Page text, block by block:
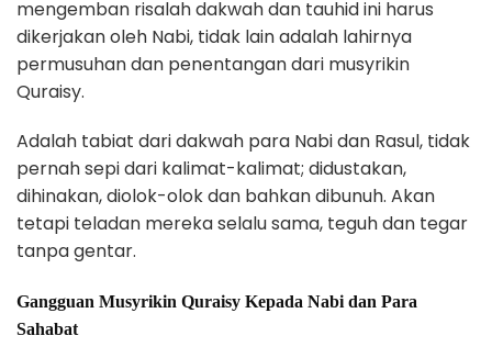
mengemban risalah dakwah dan tauhid ini harus
dikerjakan oleh Nabi, tidak lain adalah lahirnya
permusuhan dan penentangan dari musyrikin
Quraisy.
Adalah tabiat dari dakwah para Nabi dan Rasul, tidak
pernah sepi dari kalimat-kalimat; didustakan,
dihinakan, diolok-olok dan bahkan dibunuh. Akan
tetapi teladan mereka selalu sama, teguh dan tegar
tanpa gentar.
Gangguan Musyrikin Quraisy Kepada Nabi dan Para
Sahabat